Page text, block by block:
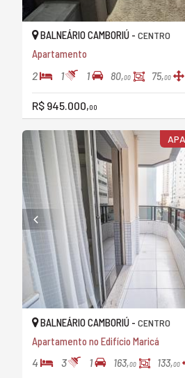
BALNEÁRIO CAMBORIÚ - CENTRO
Apartamento
2 1 1 80,00 75,00
R$ 945.000,00
BALNEÁRIO CAMBORIÚ - CENTRO
Apartamento no Edifício Maricá
4 3 1 163,00 133,00